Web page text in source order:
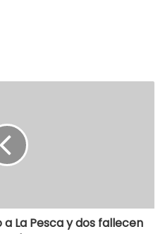
La Pesca y dos fallecen